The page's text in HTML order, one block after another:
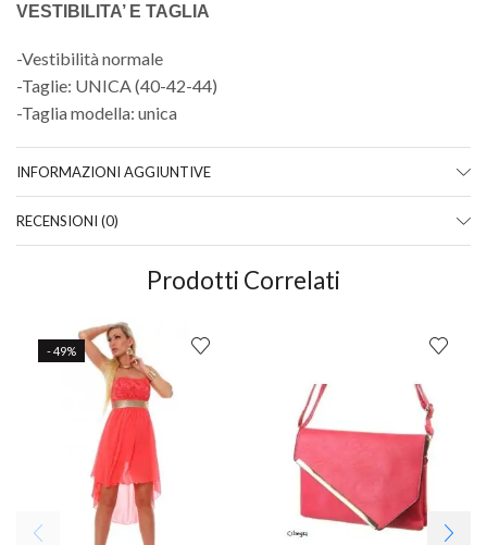
VESTIBILITA’ E TAGLIA
-Vestibilità normale
-Taglie: UNICA (40-42-44)
-Taglia modella: unica
INFORMAZIONI AGGIUNTIVE
RECENSIONI (0)
Prodotti Correlati
- 49%